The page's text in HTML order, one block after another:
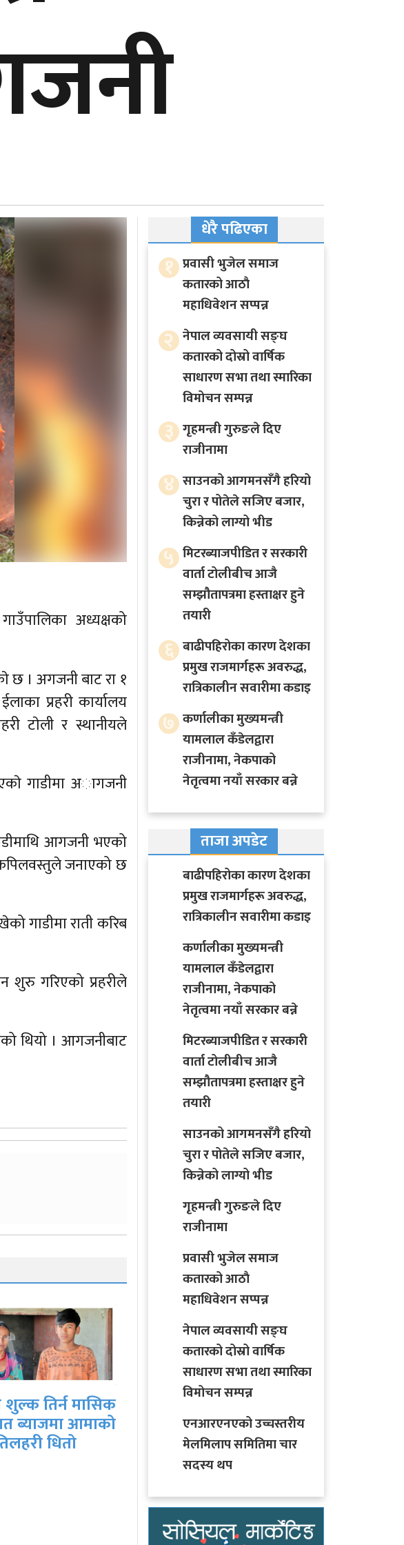
अध्यक्षको
। अगजनी बाट रा १
प्रहरी कार्यालय
टाेली र स्थानीयले
गाडीमा अागजनी
आगजनी भएको
कपिलवस्तुले जनाएको छ
गाडीमा राती करिब
गरिएको प्रहरीले
थियो । आगजनीबाट
बाणिज्य बैंक घोराही
‘वित्तीय
कार्यक्रम’ सञ्चालन
गुल्मीमा माछा मार्ने क्रममा
करेन्ट लागेर एक जनाको
मृत्यु
धेरै पढिएका
१ प्रवासी भुजेल समाज
कतारको आठाै
महाधिवेशन सप्पन्न
२ नेपाल व्यवसायी सङ्घ
कतारको दोस्रो वार्षिक
साधारण सभा तथा स्मारिका
विमोचन सम्पन्न
३ गृहमन्त्री गुरुङले दिए
राजीनामा
४ साउनको आगमनसँगै हरियो
चुरा र पोतेले सजिए बजार,
किन्नेको लाग्यो भीड
५ मिटरब्याजपीडित र सरकारी
वार्ता टोलीबीच आजै
सम्झौतापत्रमा हस्ताक्षर हुने
तयारी
६ बाढीपहिरोका कारण देशका
प्रमुख राजमार्गहरू अवरुद्ध,
रात्रिकालीन सवारीमा कडाइ
७ कर्णालीका मुख्यमन्त्री
यामलाल कँडेलद्वारा
राजीनामा, नेकपाको
नेतृत्वमा नयाँ सरकार बन्ने
ताजा अपडेट
बाढीपहिरोका कारण देशका
प्रमुख राजमार्गहरू अवरुद्ध,
रात्रिकालीन सवारीमा कडाइ
कर्णालीका मुख्यमन्त्री
यामलाल कँडेलद्वारा
राजीनामा, नेकपाको
नेतृत्वमा नयाँ सरकार बन्ने
मिटरब्याजपीडित र सरकारी
वार्ता टोलीबीच आजै
सम्झौतापत्रमा हस्ताक्षर हुने
तयारी
साउनको आगमनसँगै हरियो
चुरा र पोतेले सजिए बजार,
किन्नेको लाग्यो भीड
गृहमन्त्री गुरुङले दिए
राजीनामा
प्रवासी भुजेल समाज
कतारको आठाै
महाधिवेशन सप्पन्न
नेपाल व्यवसायी सङ्घ
कतारको दोस्रो वार्षिक
साधारण सभा तथा स्मारिका
विमोचन सम्पन्न
एनआरएनएको उच्चस्तरीय
मेलमिलाप समितिमा चार
सदस्य थप